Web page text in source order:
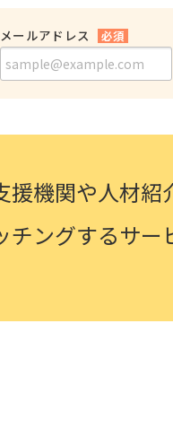
メールアドレス 必須
援機関や人材紹
チングするサー